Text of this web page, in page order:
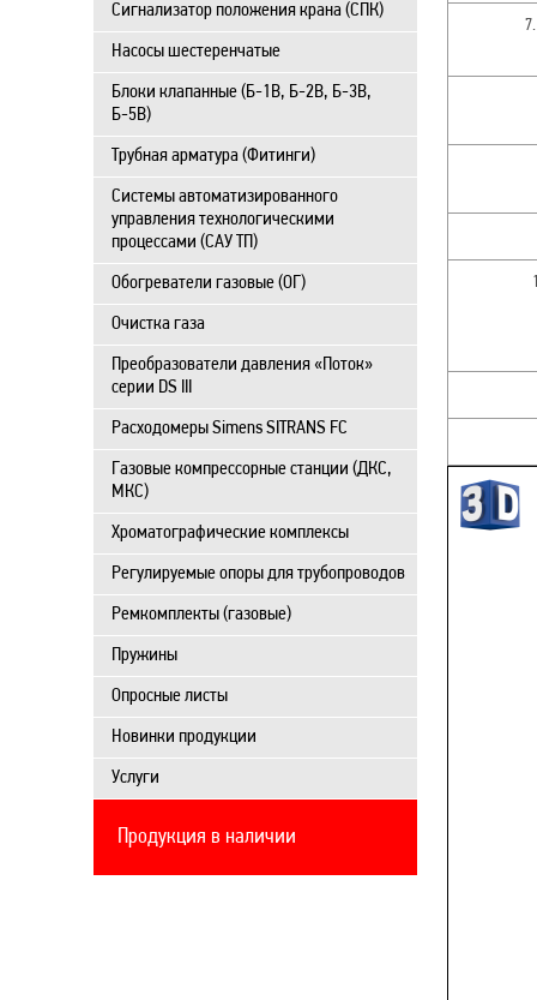
Сигнализатор положения крана (СПК)
Насосы шестеренчатые
Блоки клапанные (Б-1В, Б-2В, Б-3В,
Б-5В)
Трубная арматура (Фитинги)
Системы автоматизированного
управления технологическими
процессами (САУ ТП)
Обогреватели газовые (ОГ)
Очистка газа
Преобразователи давления «Поток»
серии DS III
Расходомеры Simens SITRANS FC
Газовые компрессорные станции (ДКС,
МКС)
Хроматографические комплексы
Регулируемые опоры для трубопроводов
Ремкомплекты (газовые)
Пружины
Опросные листы
Новинки продукции
Услуги
Продукция в наличии